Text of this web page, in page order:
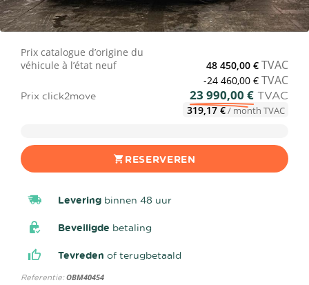
Prix catalogue d’origine du
véhicule à l’état neuf
48 450,00 € TVAC
-24 460,00 € TVAC
Prix click2move 23 990,00 € TVAC
319,17 €/ month TVAC
RESERVEREN
Levering binnen 48 uur
Beveiligde betaling
Tevreden of terugbetaald
Referentie: OBM40454